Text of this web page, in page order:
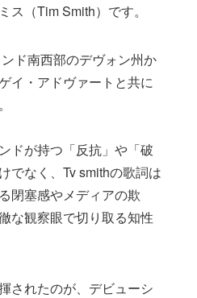
ス（Tim Smith）です。
ド南西部のデヴォン州か
イ・アドヴァートと共に
ドが持つ「反抗」や「破
でなく、Tv smithの歌詞は
閉塞感やメディアの欺
な観察眼で切り取る知性
されたのが、デビューシ